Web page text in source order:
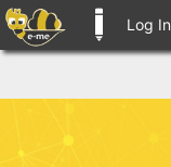
Log In